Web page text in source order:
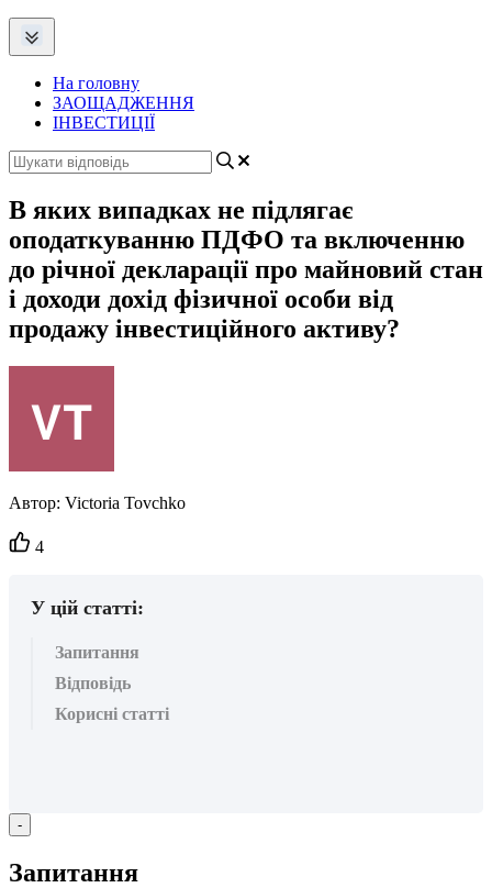
На головну
ЗАОЩАДЖЕННЯ
ІНВЕСТИЦІЇ
В яких випадках не підлягає
оподаткуванню ПДФО та включенню
до річної декларації про майновий стан
і доходи дохід фізичної особи від
продажу інвестиційного активу?
Автор: Victoria Tovchko
Кількість
вподобайок:
4
У цій статті:
Запитання
Відповідь
Корисні статті
-
Запитання